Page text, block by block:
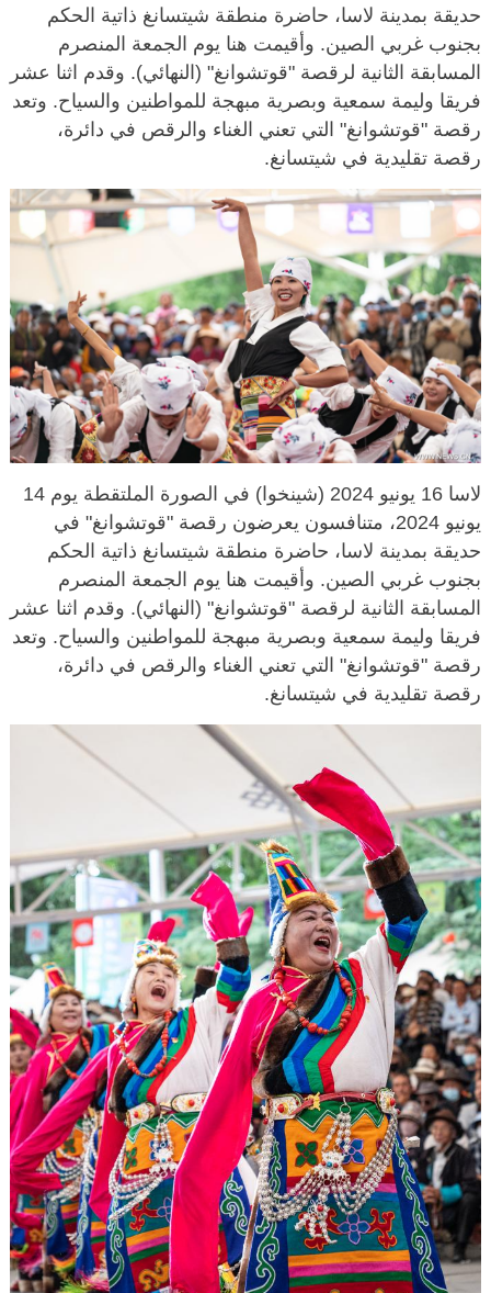
حديقة بمدينة لاسا، حاضرة منطقة شيتسانغ ذاتية الحكم
بجنوب غربي الصين. وأقيمت هنا يوم الجمعة المنصرم
المسابقة الثانية لرقصة "قوتشوانغ" (النهائي). وقدم اثنا عشر
فريقا وليمة سمعية وبصرية مبهجة للمواطنين والسياح. وتعد
رقصة "قوتشوانغ" التي تعني الغناء والرقص في دائرة،
رقصة تقليدية في شيتسانغ.
لاسا 16 يونيو 2024 (شينخوا) في الصورة الملتقطة يوم 14
يونيو 2024، متنافسون يعرضون رقصة "قوتشوانغ" في
حديقة بمدينة لاسا، حاضرة منطقة شيتسانغ ذاتية الحكم
بجنوب غربي الصين. وأقيمت هنا يوم الجمعة المنصرم
المسابقة الثانية لرقصة "قوتشوانغ" (النهائي). وقدم اثنا عشر
فريقا وليمة سمعية وبصرية مبهجة للمواطنين والسياح. وتعد
رقصة "قوتشوانغ" التي تعني الغناء والرقص في دائرة،
رقصة تقليدية في شيتسانغ.